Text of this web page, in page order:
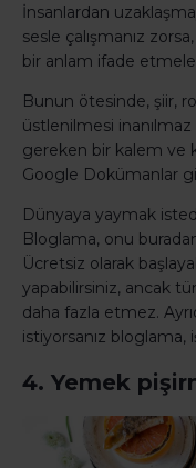
İnsanlardan
sesle çalışmanız
bir anlam ifade
Bunun ötesinde, şiir,
üstlenilmesi inanılmaz
gereken bir kalem ve
Google Dokümanlar
Dünyaya yaymak
Bloglama, onu
Ücretsiz olarak
yapabilirsiniz, ancak
daha fazla etmez.
istiyorsanız bloglama,
4. Yemek